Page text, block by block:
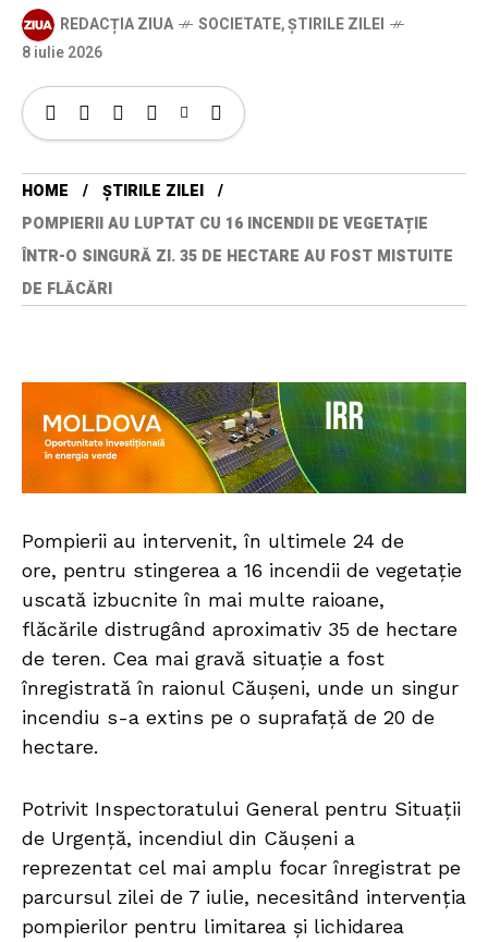
REDACȚIA ZIUA SOCIETATE,ȘTIRILE ZILEI
8 iulie 2026
HOME
ȘTIRILE ZILEI
POMPIERII AU LUPTAT CU 16 INCENDII DE VEGETAȚIE
ÎNTR-O SINGURĂ ZI. 35 DE HECTARE AU FOST MISTUITE
DE FLĂCĂRI
Pompierii au intervenit, în ultimele 24 de
ore, pentru stingerea a 16 incendii de vegetație
uscată izbucnite în mai multe raioane,
flăcările distrugând aproximativ 35 de hectare
de teren. Cea mai gravă situație a fost
înregistrată în raionul Căușeni, unde un singur
incendiu s-a extins pe o suprafață de 20 de
hectare.
Potrivit Inspectoratului General pentru Situații
de Urgență, incendiul din Căușeni a
reprezentat cel mai amplu focar înregistrat pe
parcursul zilei de 7 iulie, necesitând intervenția
pompierilor pentru limitarea și lichidarea